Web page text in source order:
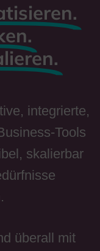
integrierte,
Tools
skalierbar
überall mit